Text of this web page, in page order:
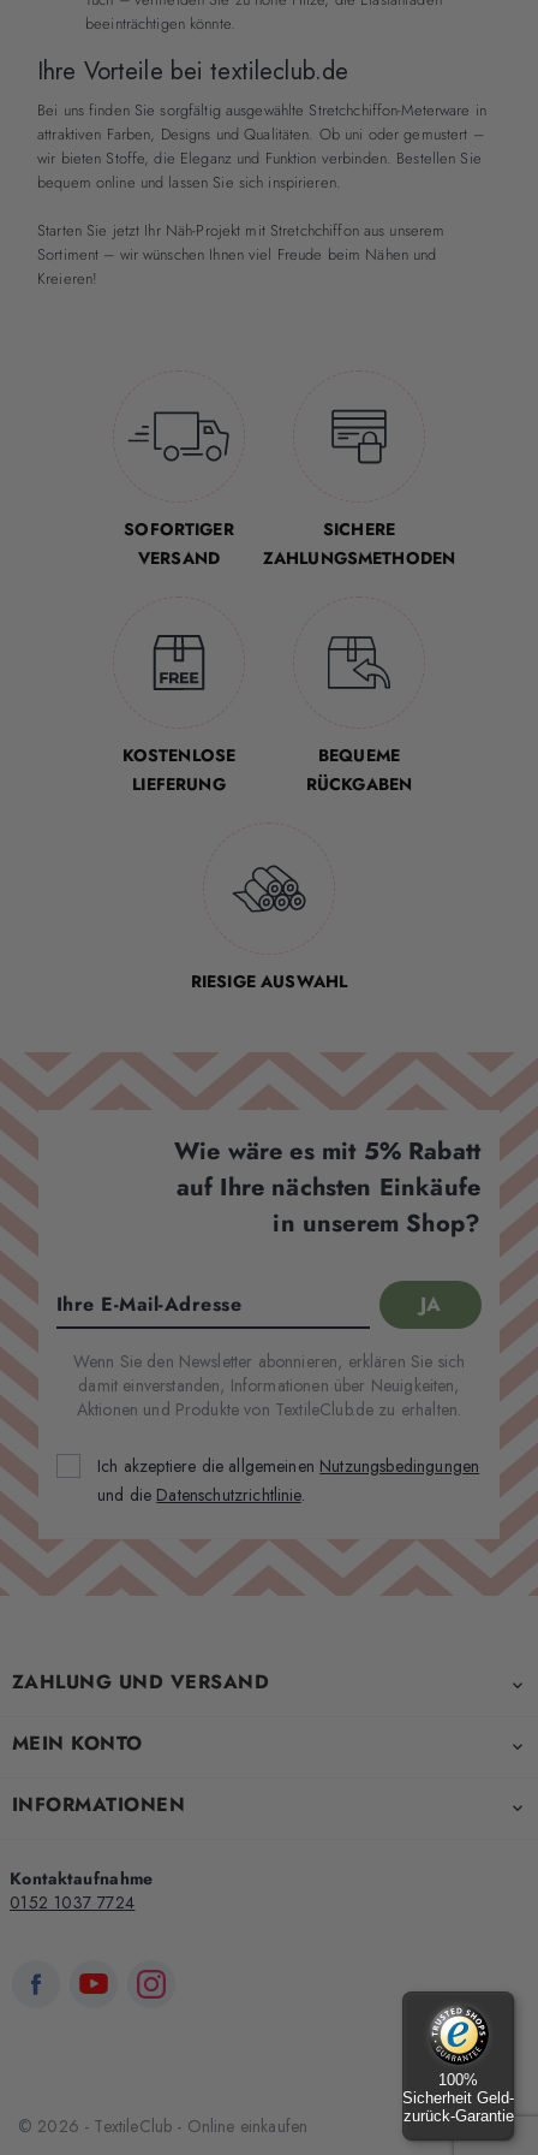
beeinträchtigen könnte.
Ihre Vorteile bei textileclub.de
Bei uns finden Sie sorgfältig ausgewählte Stretchchiffon-Meterware in
attraktiven Farben, Designs und Qualitäten. Ob uni oder gemustert –
wir bieten Stoffe, die Eleganz und Funktion verbinden. Bestellen Sie
bequem online und lassen Sie sich inspirieren.
Starten Sie jetzt Ihr Näh-Projekt mit Stretchchiffon aus unserem
Sortiment – wir wünschen Ihnen viel Freude beim Nähen und
Kreieren!
Wie wäre es mit 5% Rabatt
auf Ihre nächsten Einkäufe
in unserem Shop?
Wenn Sie den Newsletter abonnieren, erklären Sie sich
damit einverstanden, Informationen über Neuigkeiten,
Aktionen und Produkte von TextileClub.de zu erhalten.
Ich akzeptiere die allgemeinen Nutzungsbedingungen
und die Datenschutzrichtlinie.
SOFORTIGER
VERSAND
SICHERE
ZAHLUNGSMETHODEN
KOSTENLOSE
LIEFERUNG
BEQUEME
RÜCKGABEN
RIESIGE AUSWAHL
Kontaktaufnahme
0152 1037 7724
INFORMATIONEN 
ZAHLUNG UND VERSAND 
MEIN KONTO 
© 2026 - TextileClub - Online einkaufen
100%
Sicherheit Geld-
zurück-Garantie